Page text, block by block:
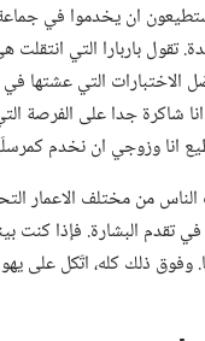
ان يخدموا في
باربارا التي انتقلت
الاختبارات التي عشتها
شاكرة جدا على الفرصة
انا وزوجي ان نخدم
الناس من مختلف الاعمار
تقدم البشارة.‏ فإذا كنت
وفوق ذلك كله،‏ اتّكل على